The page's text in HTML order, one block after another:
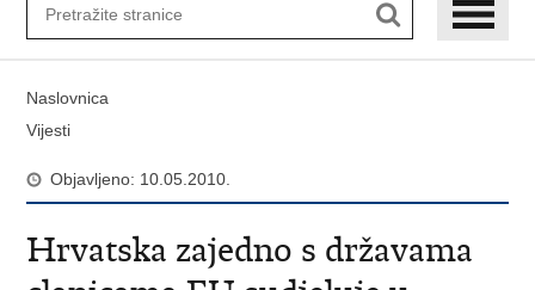
Naslovnica
Vijesti
Objavljeno: 10.05.2010.
Hrvatska zajedno s državama